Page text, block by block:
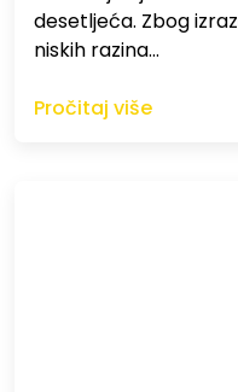
desetljeća. Zbog
niskih razina…
Pročitaj više